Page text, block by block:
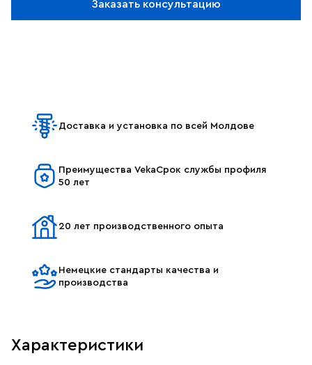
Заказать консультацию
Доставка и установка по всей Молдове
Преимущества VekaСрок службы профиля
50 лет
20 лет производственного опыта
Немецкие стандарты качества и
производства
Характеристики